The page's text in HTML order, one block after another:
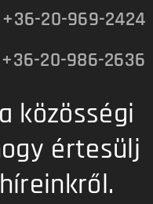
+36-20-969-2424
+36-20-986-2636
közösségi
értesülj